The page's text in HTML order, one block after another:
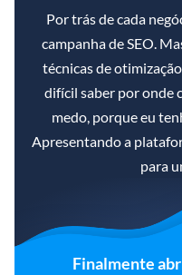
Por trás de cada
campanha de SEO.
técnicas de
difícil saber por onde
medo, porque eu
Apresentando a
para
Finalmente